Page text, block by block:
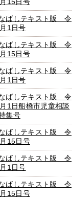
15日号
ばしテキスト版 令
1日号
ばしテキスト版 令
15日号
ばしテキスト版 令
1日号
ばしテキスト版 令
1日船橋市児童相談
集号
ばしテキスト版 令
15日号
ばしテキスト版 令
1日号
ばしテキスト版 令
15日号